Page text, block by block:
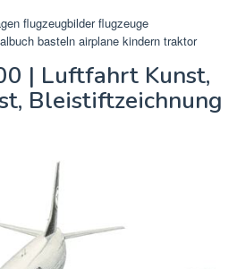
flugzeugbilder flugzeuge
basteln airplane kindern traktor
| Luftfahrt Kunst,
Bleistiftzeichnung